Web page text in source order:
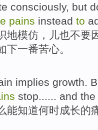
consciously, but
pains instead to
地模仿 ，儿也不要
下一番苦心。
implies growth
stop...... and the
能知道何时成长的